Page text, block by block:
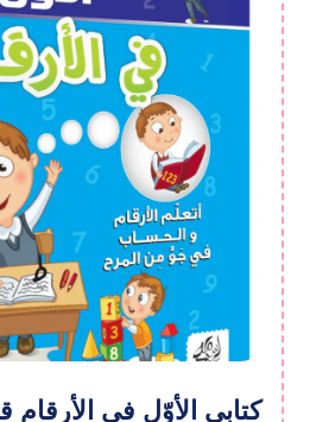
کتابی الأوّل فی الأرقام